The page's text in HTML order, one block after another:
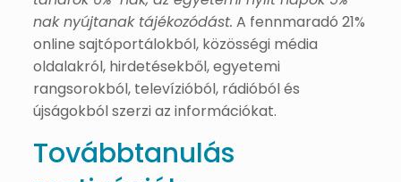
nak nyújtanak tájékozódást. A fennmaradó 21%
online sajtóportálokból, közösségi média
oldalakról, hirdetésekből, egyetemi
rangsorokból, televízióból, rádióból és
újságokból szerzi az információkat.
Továbbtanulás